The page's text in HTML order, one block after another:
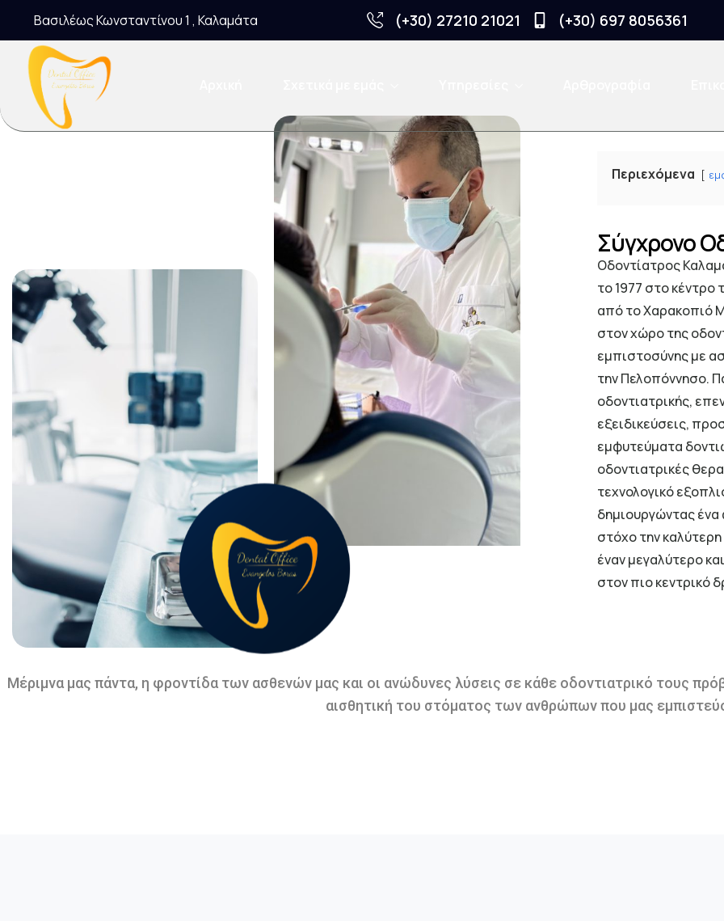
Βασιλέως Κωνσταντίνου 1 , Καλαμάτα (+30) 27210 21021 (+30) 697 8056361
Περιεχόμενα
Σύγχρονο
Οδοντίατρος
το 1977 στο
από το Χαρακοπιό
στον χώρο της
εμπιστοσύνης με
την Πελοπόννησο.
οδοντιατρικής,
εξειδικεύσεις,
εμφυτεύματα
οδοντιατρικές
τεχνολογικό
δημιουργώντας ένα
στόχο την
έναν μεγαλύτερο
στον πιο κεντρικό
Μέριμνα μας πάντα, η φροντίδα των ασθενών μας και οι ανώδυνες λύσεις σε κάθε οδοντιατρικό τους
αισθητική του στόματος των ανθρώπων που μας